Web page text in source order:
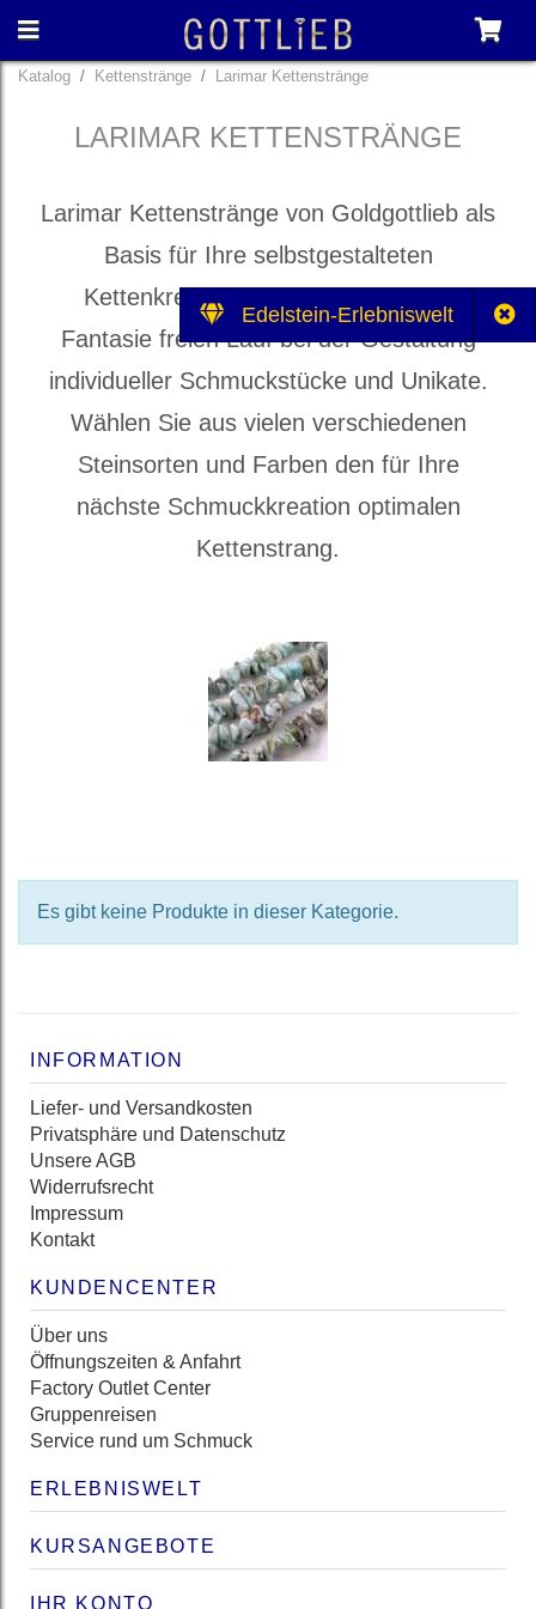
Edelstein-Erlebniswelt
Katalog Kettenstränge Larimar Kettenstränge
LARIMAR KETTENSTRÄNGE
Larimar Kettenstränge von Goldgottlieb als
Basis für Ihre selbstgestalteten
Kettenkreationen. Lassen Sie Ihrer
Fantasie freien Lauf bei der Gestaltung
individueller Schmuckstücke und Unikate.
Wählen Sie aus vielen verschiedenen
Steinsorten und Farben den für Ihre
nächste Schmuckkreation optimalen
Kettenstrang.
Es gibt keine Produkte in dieser Kategorie.
INFORMATION
Liefer- und Versandkosten
Privatsphäre und Datenschutz
Unsere AGB
Widerrufsrecht
Impressum
Kontakt
KUNDENCENTER
Über uns
Öffnungszeiten & Anfahrt
Factory Outlet Center
Gruppenreisen
Service rund um Schmuck
ERLEBNISWELT
KURSANGEBOTE
IHR KONTO